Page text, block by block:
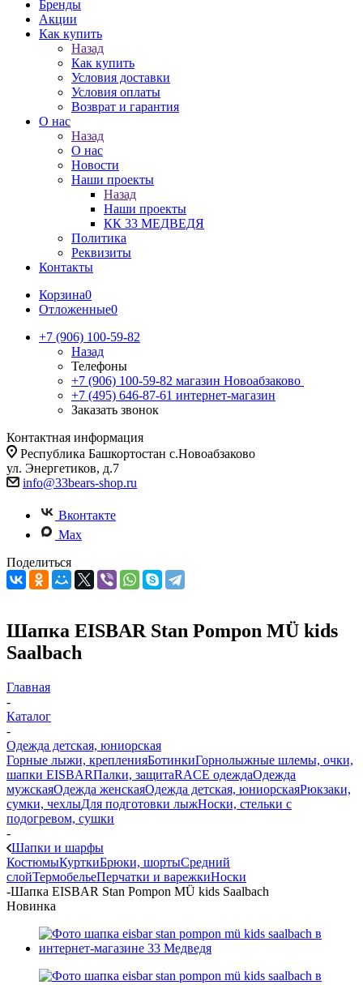
Бренды
Акции
Как купить
Назад
Как купить
Условия доставки
Условия оплаты
Возврат и гарантия
О нас
Назад
О нас
Новости
Наши проекты
Назад
Наши проекты
КК 33 МЕДВЕДЯ
Политика
Реквизиты
Контакты
Корзина0
Отложенные0
+7 (906) 100-59-82
Назад
Телефоны
+7 (906) 100-59-82 магазин Новоабзаково
+7 (495) 646-87-61 интернет-магазин
Заказать звонок
Контактная информация
Республика Башкортостан с.Новоабзаково
ул. Энергетиков, д.7
info@33bears-shop.ru
Вконтакте
Max
Поделиться
Шапка EISBAR Stan Pompon MÜ kids
Saalbach
Главная
-
Каталог
-
Одежда детская, юниорская
Горные лыжи, крепленияБотинкиГорнолыжные шлемы, очки,
шапки EISBARПалки, защитаRACE одеждаОдежда
мужскаяОдежда женскаяОдежда детская, юниорскаяРюкзаки,
сумки, чехлыДля подготовки лыжНоски, стельки с
подогревом, сушки
-
Шапки и шарфы
КостюмыКурткиБрюки, шортыСредний
слойТермобельеПерчатки и варежкиНоски
-Шапка EISBAR Stan Pompon MÜ kids Saalbach
Новинка